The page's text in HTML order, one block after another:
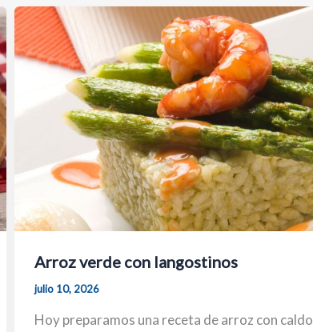
Arroz verde con langostinos
julio 10, 2026
Hoy preparamos una receta de arroz con caldo